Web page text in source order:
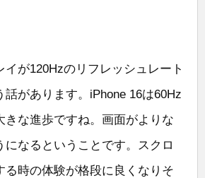
イが120Hzのリフレッシュレート
話があります。iPhone 16は60Hz
きな進歩ですね。画面がよりな
になるということです。スクロ
る時の体験が格段に良くなりそ